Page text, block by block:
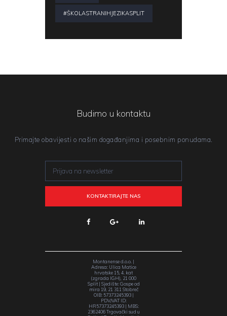
#ŠKOLASTRANIHJEZIKASPLIT
Budimo u kontaktu
Primajte obavijesti o našim događanjima i posebnim ponudama.
Montanense d.o.o. |
Adresa: Ulica Matice
hrvatske 15, 4. kat
(zgrada IGH), 21 000
Split | Sjedište: Gospe od
mira 19, 21 311 Stobreč
OIB: 57373245393 |
PDV/VAT ID:
HR57373245393 | MBS:
2362406 Trgovački sud u